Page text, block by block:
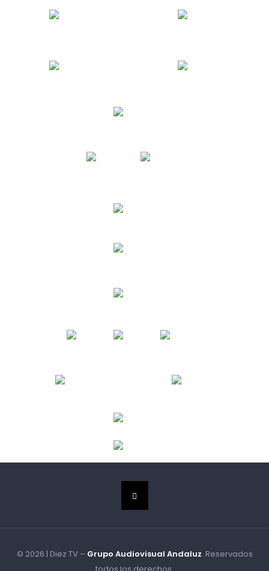
© 2026 | Diez TV – Grupo Audiovisual Andaluz. Reservados